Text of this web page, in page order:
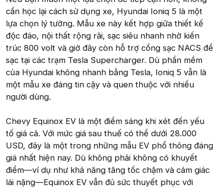
cần học lại cách sử dụng xe, Hyundai Ioniq 5 là một
lựa chọn lý tưởng. Mẫu xe này kết hợp giữa thiết kế
độc đáo, nội thất rộng rãi, sạc siêu nhanh nhờ kiến
trúc 800 volt và giờ đây còn hỗ trợ cổng sạc NACS để
sạc tại các trạm Tesla Supercharger. Dù phần mềm
của Hyundai không nhanh bằng Tesla, Ioniq 5 vẫn là
một mẫu xe đáng tin cậy và quen thuộc với nhiều
người dùng.
Chevy Equinox EV là một điểm sáng khi xét đến yếu
tố giá cả. Với mức giá sau thuế có thể dưới 28.000
USD, đây là một trong những mẫu EV phổ thông đáng
giá nhất hiện nay. Dù không phải không có khuyết
điểm—ví dụ như khả năng tăng tốc chậm và cảm giác
lái nặng—Equinox EV vẫn đủ sức thuyết phục với